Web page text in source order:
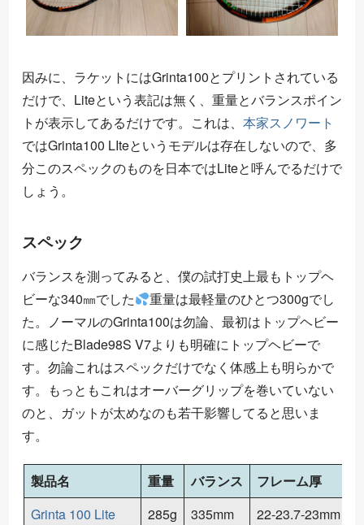
因みに、ラケットにはGrinta100とプリントされている
だけで、Liteという表記は無く、重量とバランスポイン
トが表示してあるだけです。これは、 本家スノワート
ではGrinta100 LIteというモデルは存在しないので、多
分このスペックのものを日本ではLiteと呼んでるだけで
しょう。
スペック
バランスを測ってみると、僕の試打史上最もトップヘ
ビーな340㎜でした
重量は最軽量のひとつ300gでし
た。ノーマルのGrinta100は勿論、最初はトップヘビー
に感じたBlade98S V7よりも明確にトップヘビーで
す。勿論これはスペックだけでなく体感上も明らかで
す。もっともこれはオーバーグリップを巻いていない
のと、ガットが太めなのも若干影響してると思いま
す。
製品名 重量 バランス フレーム厚
Grinta 100 Lite
285g 335mm 22-23.7-23mm